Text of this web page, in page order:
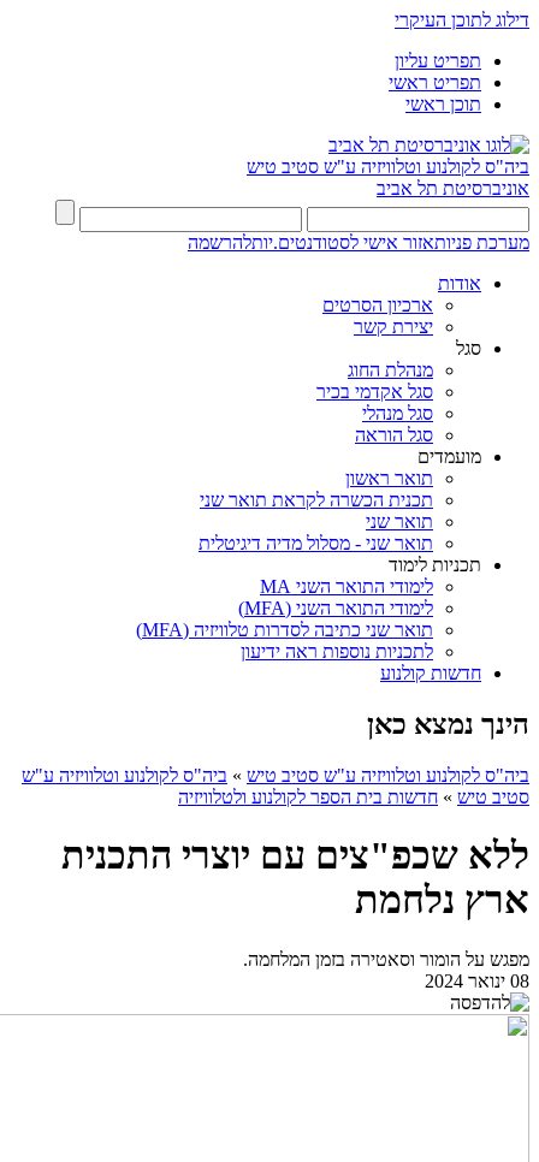
דילוג לתוכן העיקרי
תפריט עליון
תפריט ראשי
תוכן ראשי
ביה"ס לקולנוע וטלוויזיה ע"ש סטיב טיש
אוניברסיטת תל אביב
מערכת פניותאזור אישי לסטודנטים.יותלהרשמה
אודות
ארכיון הסרטים
יצירת קשר
סגל
מנהלת החוג
סגל אקדמי בכיר
סגל מנהלי
סגל הוראה
מועמדים
תואר ראשון
תכנית הכשרה לקראת תואר שני
תואר שני
תואר שני - מסלול מדיה דיגיטלית
תכניות לימוד
לימודי התואר השני MA
לימודי התואר השני (MFA)
תואר שני כתיבה לסדרות טלוויזיה (MFA)
לתכניות נוספות ראה ידיעון
חדשות קולנוע
הינך נמצא כאן
ביה"ס לקולנוע וטלוויזיה ע"ש סטיב טיש » ביה"ס לקולנוע וטלוויזיה ע"ש
סטיב טיש » חדשות בית הספר לקולנוע ולטלוויזיה
ללא שכפ"צים עם יוצרי התכנית
ארץ נלחמת
מפגש על הומור וסאטירה בזמן המלחמה.
08 ינואר 2024